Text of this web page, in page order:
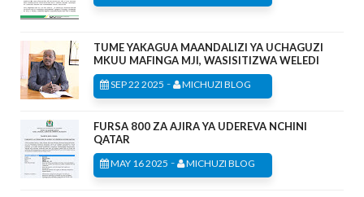
TUME YAKAGUA MAANDALIZI YA UCHAGUZI
MKUU MAFINGA MJI, WASISITIZWA WELEDI
SEP 22 2025 - MICHUZI BLOG
FURSA 800 ZA AJIRA YA UDEREVA NCHINI
QATAR
MAY 16 2025 - MICHUZI BLOG